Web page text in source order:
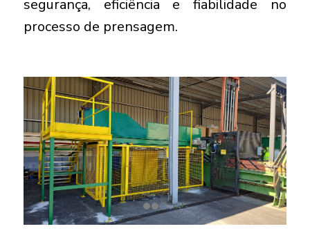
segurança, eficiência e fiabilidade no
processo de prensagem.